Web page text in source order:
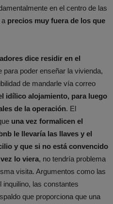
en el centro de las
a precios muy fuera de los que
dice residir en el
para poder enseñar la vivienda,
de mandarle vía correo
idílico alojamiento, para luego
de la operación. El
una vez formalicen el
le llevaría las llaves y el
y que si no está convencido
lo viera, no tendría problema
visita. Argumentos como las
inquilino, las constantes
que proporciona que una